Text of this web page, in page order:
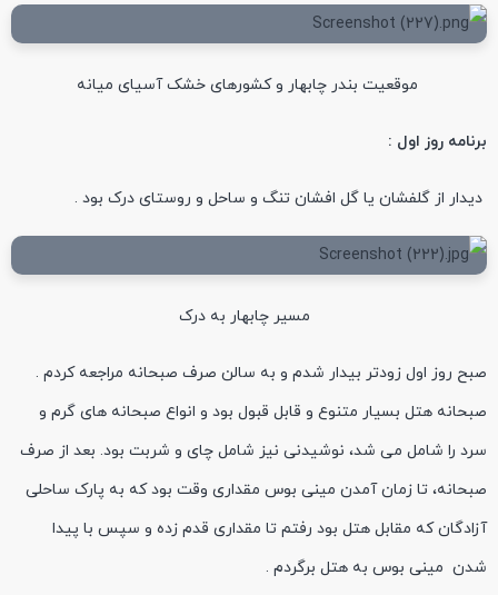
موقعیت بندر چابهار و کشورهای خشک آسیای میانه
برنامه روز اول :
دیدار از گلفشان یا گل افشان تنگ و ساحل و روستای درک بود .
مسیر چابهار به درک
صبح روز اول زودتر بیدار شدم و به سالن صرف صبحانه مراجعه کردم .
صبحانه هتل بسیار متنوع و قابل قبول بود و انواع صبحانه های گرم و
سرد را شامل می شد، نوشیدنی نیز شامل چای و شربت بود. بعد از صرف
صبحانه، تا زمان آمدن مینی بوس مقداری وقت بود که به پارک ساحلی
آزادگان که مقابل هتل بود رفتم تا مقداری قدم زده و سپس با پیدا
شدن مینی بوس به هتل برگردم .